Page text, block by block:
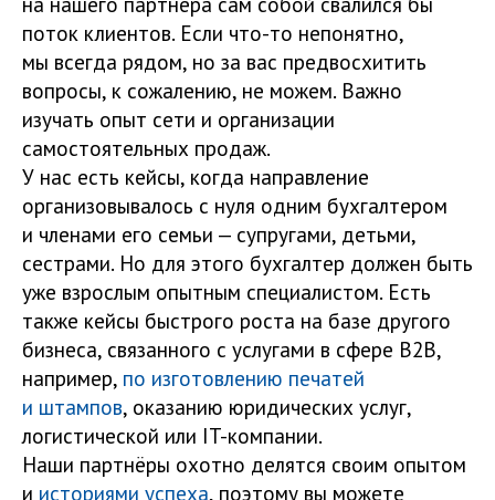
поток клиентов. Если что-то непонятно,
мы всегда рядом, но за вас предвосхитить
вопросы, к сожалению, не можем. Важно
изучать опыт сети и организации
самостоятельных продаж.
У нас есть кейсы, когда направление
организовывалось с нуля одним бухгалтером
и членами его семьи — супругами, детьми,
сестрами. Но для этого бухгалтер должен быть
уже взрослым опытным специалистом. Есть
также кейсы быстрого роста на базе другого
бизнеса, связанного с услугами в сфере B2B,
например, по изготовлению печатей
и штампов, оказанию юридических услуг,
логистической или IT-компании.
Наши партнёры охотно делятся своим опытом
и историями успеха, поэтому вы можете